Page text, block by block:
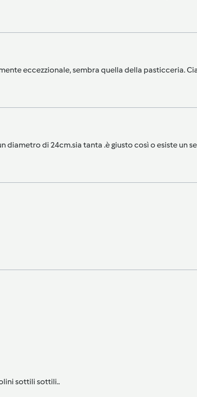
eccezzionale, sembra quella della pasticceria.
diametro di 24cm.sia tanta .è giusto così o esiste un
sottili sottili..